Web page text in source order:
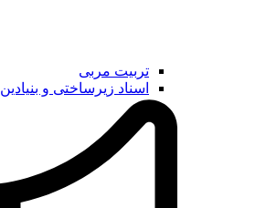
تربیت مربی
اسناد زیرساختی و بنیادین